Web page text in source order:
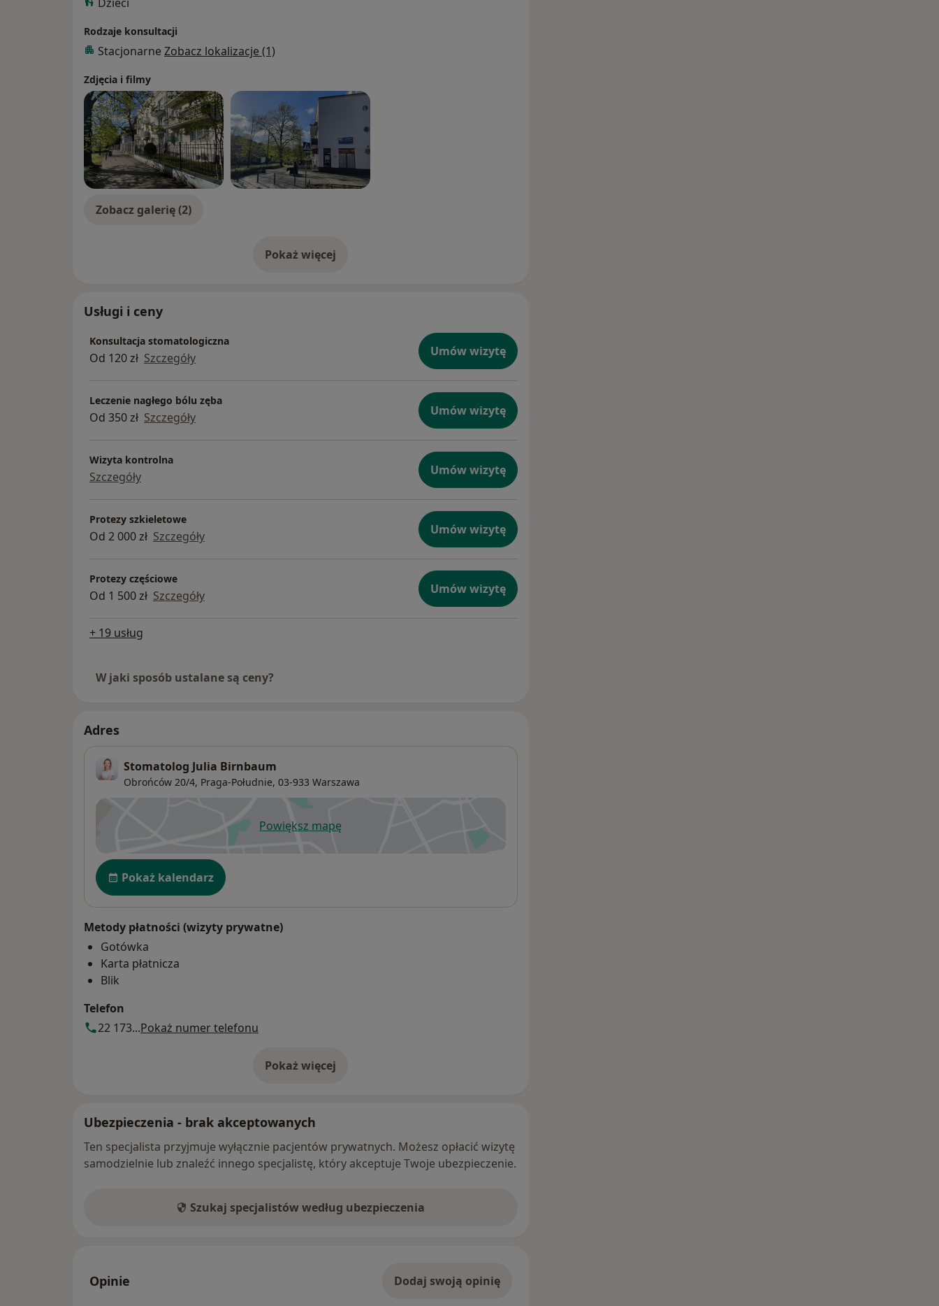
Rodzaje konsultacji
Stacjonarne Zobacz lokalizacje (1)
Zdjęcia i filmy
Zobacz galerię (2)
Pokaż więcejo doświadczeniu
Usługi i ceny
Konsultacja stomatologiczna
Od 120 zł Szczegóły Umów wizytę
Leczenie nagłego bólu zęba
Od 350 zł Szczegóły Umów wizytę
Wizyta kontrolna
Szczegóły Umów wizytę
Protezy szkieletowe
Od 2 000 zł Szczegóły Umów wizytę
Protezy częściowe
Od 1 500 zł Szczegóły Umów wizytę
+ 19 usług
W jaki sposób ustalane są ceny?
Adres
Stomatolog Julia Birnbaum
Obrońców 20/4, Praga-Południe, 03-933 Warszawa
Powiększ mapęotwiera się w nowej karcie
Dostępność
Pokaż kalendarz
Metody płatności (wizyty prywatne)
Gotówka
Karta płatnicza
Blik
Telefon
22 173...Pokaż numer telefonu
Pokaż więcej
o adresie
Ubezpieczenia - brak akceptowanych
Ten specjalista przyjmuje wyłącznie pacjentów prywatnych. Możesz opłacić wizytę
samodzielnie lub znaleźć innego specjalistę, który akceptuje Twoje ubezpieczenie.
Szukaj specjalistów według ubezpieczenia
Opinie Dodaj swoją opinię